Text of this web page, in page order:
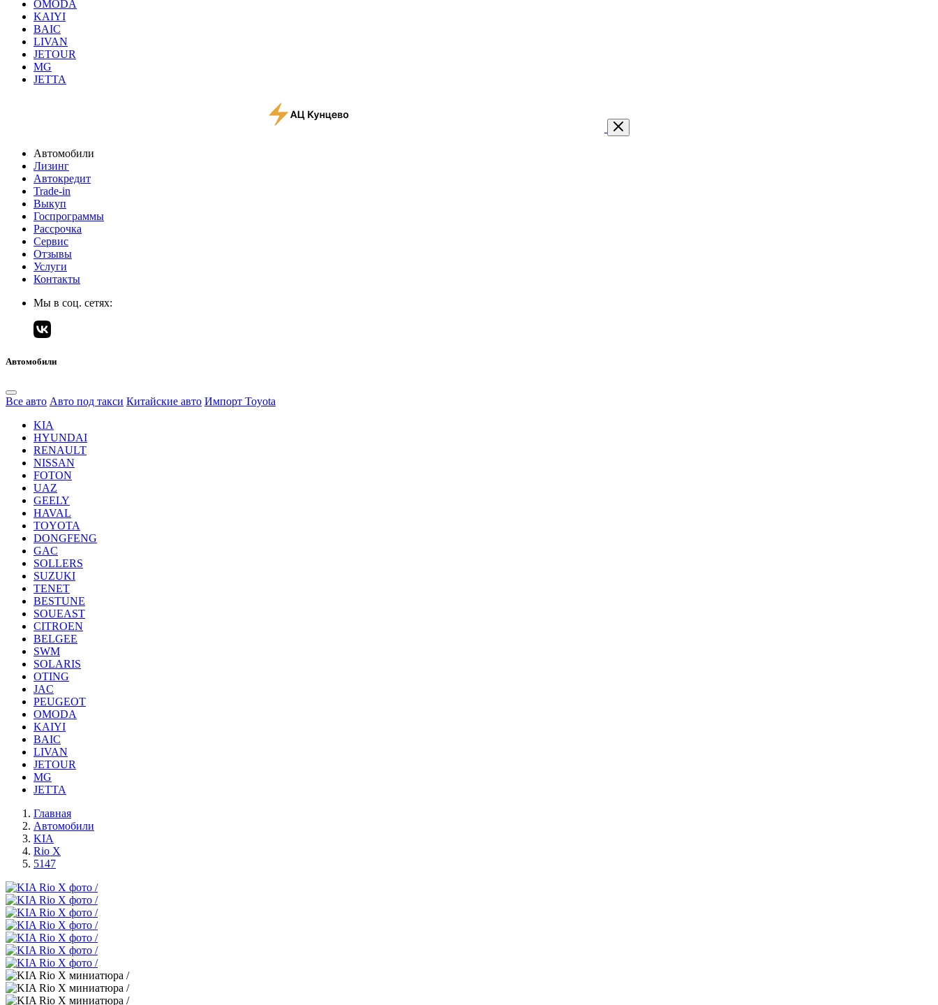
OMODA
KAIYI
BAIC
LIVAN
JETOUR
MG
JETTA
Автомобили
Лизинг
Автокредит
Trade-in
Выкуп
Госпрограммы
Рассрочка
Сервис
Отзывы
Услуги
Контакты
Мы в соц. сетях:
Автомобили
Все авто Авто под такси Китайские авто Импорт Toyota
KIA
HYUNDAI
RENAULT
NISSAN
FOTON
UAZ
GEELY
HAVAL
TOYOTA
DONGFENG
GAC
SOLLERS
SUZUKI
TENET
BESTUNE
SOUEAST
CITROEN
BELGEE
SWM
SOLARIS
OTING
JAC
PEUGEOT
OMODA
KAIYI
BAIC
LIVAN
JETOUR
MG
JETTA
Главная
Автомобили
KIA
Rio X
5147